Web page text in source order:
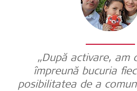
„După activare, am
împreună bucuria
posibilitatea de a